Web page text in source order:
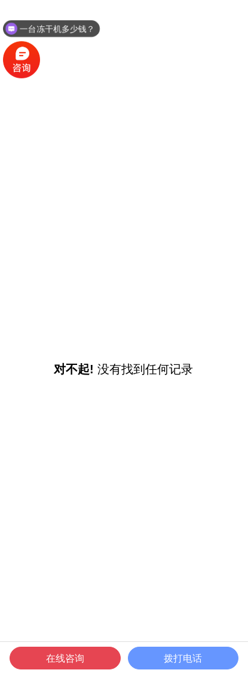
对不起! 没有找到任何记录
一台冻干机多少钱？
在线咨询 拨打电话